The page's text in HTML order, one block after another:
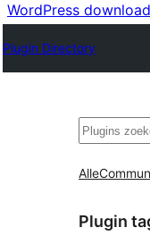
WordPress
Plugin Directory
Zoeken
Alle
Plugin